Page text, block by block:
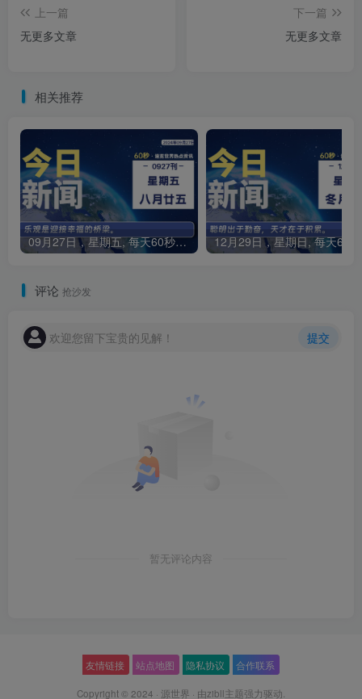
上一篇
无更多文章
下一篇
无更多文章
相关推荐
09月27日，星期五, 每天60秒读懂全世界！
评论 抢沙发
欢迎您留下宝贵的见解！ 提交
暂无评论内容
友情链接 站点地图 隐私协议 合作联系
Copyright © 2024 · 源世界 · 由zibll主题强力驱动.